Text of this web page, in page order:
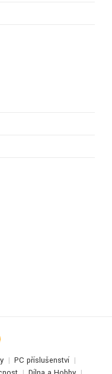
PC příslušenství